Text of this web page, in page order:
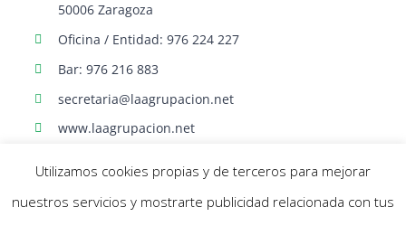
50006 Zaragoza
Oficina / Entidad: 976 224 227
Bar: 976 216 883
secretaria@laagrupacion.net
www.laagrupacion.net
Utilizamos cookies propias y de terceros para mejorar
nuestros servicios y mostrarte publicidad relacionada con tus